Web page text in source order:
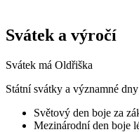
Svátek a výročí
Svátek má Oldřiška
Státní svátky a významné
Světový den boje za
Mezinárodní den boje